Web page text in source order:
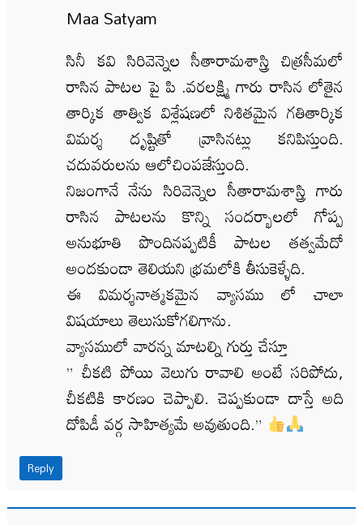
Maa Satyam
సినీ కవి సిరివెన్నెల సీతారామశాస్త్రి చిత్రసీమలో
రాసిన పాటల పై పి .వరలక్ష్మి గారు రాసిన లోతైన
తార్కిక తాత్విక విశ్లేషణలో నిశితమైన గతితార్కిక
విమర్శ దృష్టితో వ్రాసినట్లు కనిపిస్తుంది.
చదువరులను ఆలోచింపజేస్తుంది.
నిజంగానే నేను సిరివెన్నెల సీతారామశాస్త్రి గారు
రాసిన పాటలను కొన్ని సందర్భాలలో గోప్ప
అనుభూతి పొందినప్పటికీ పాటల తత్వమేదో
అందకుండా తెలియని భ్రమలోకి తీసుకెళ్ళేది.
ఈ విమర్శనాత్మకమైన వ్యాసము లో చాలా
విషయాలు తెలుసుకోగలిగాను.
వ్యాసములో వారన్న మాటల్ని గుర్తు చేస్తూ
” చీకటి పోయి వెలుగు రావాలి అంటే సరిపోదు,
చీకటికి కారణం చెప్పాలి. చెప్పకుండా దాస్తే అది
దోపిడీ వర్గ సాహిత్యమే అవుతుంది.”
Reply